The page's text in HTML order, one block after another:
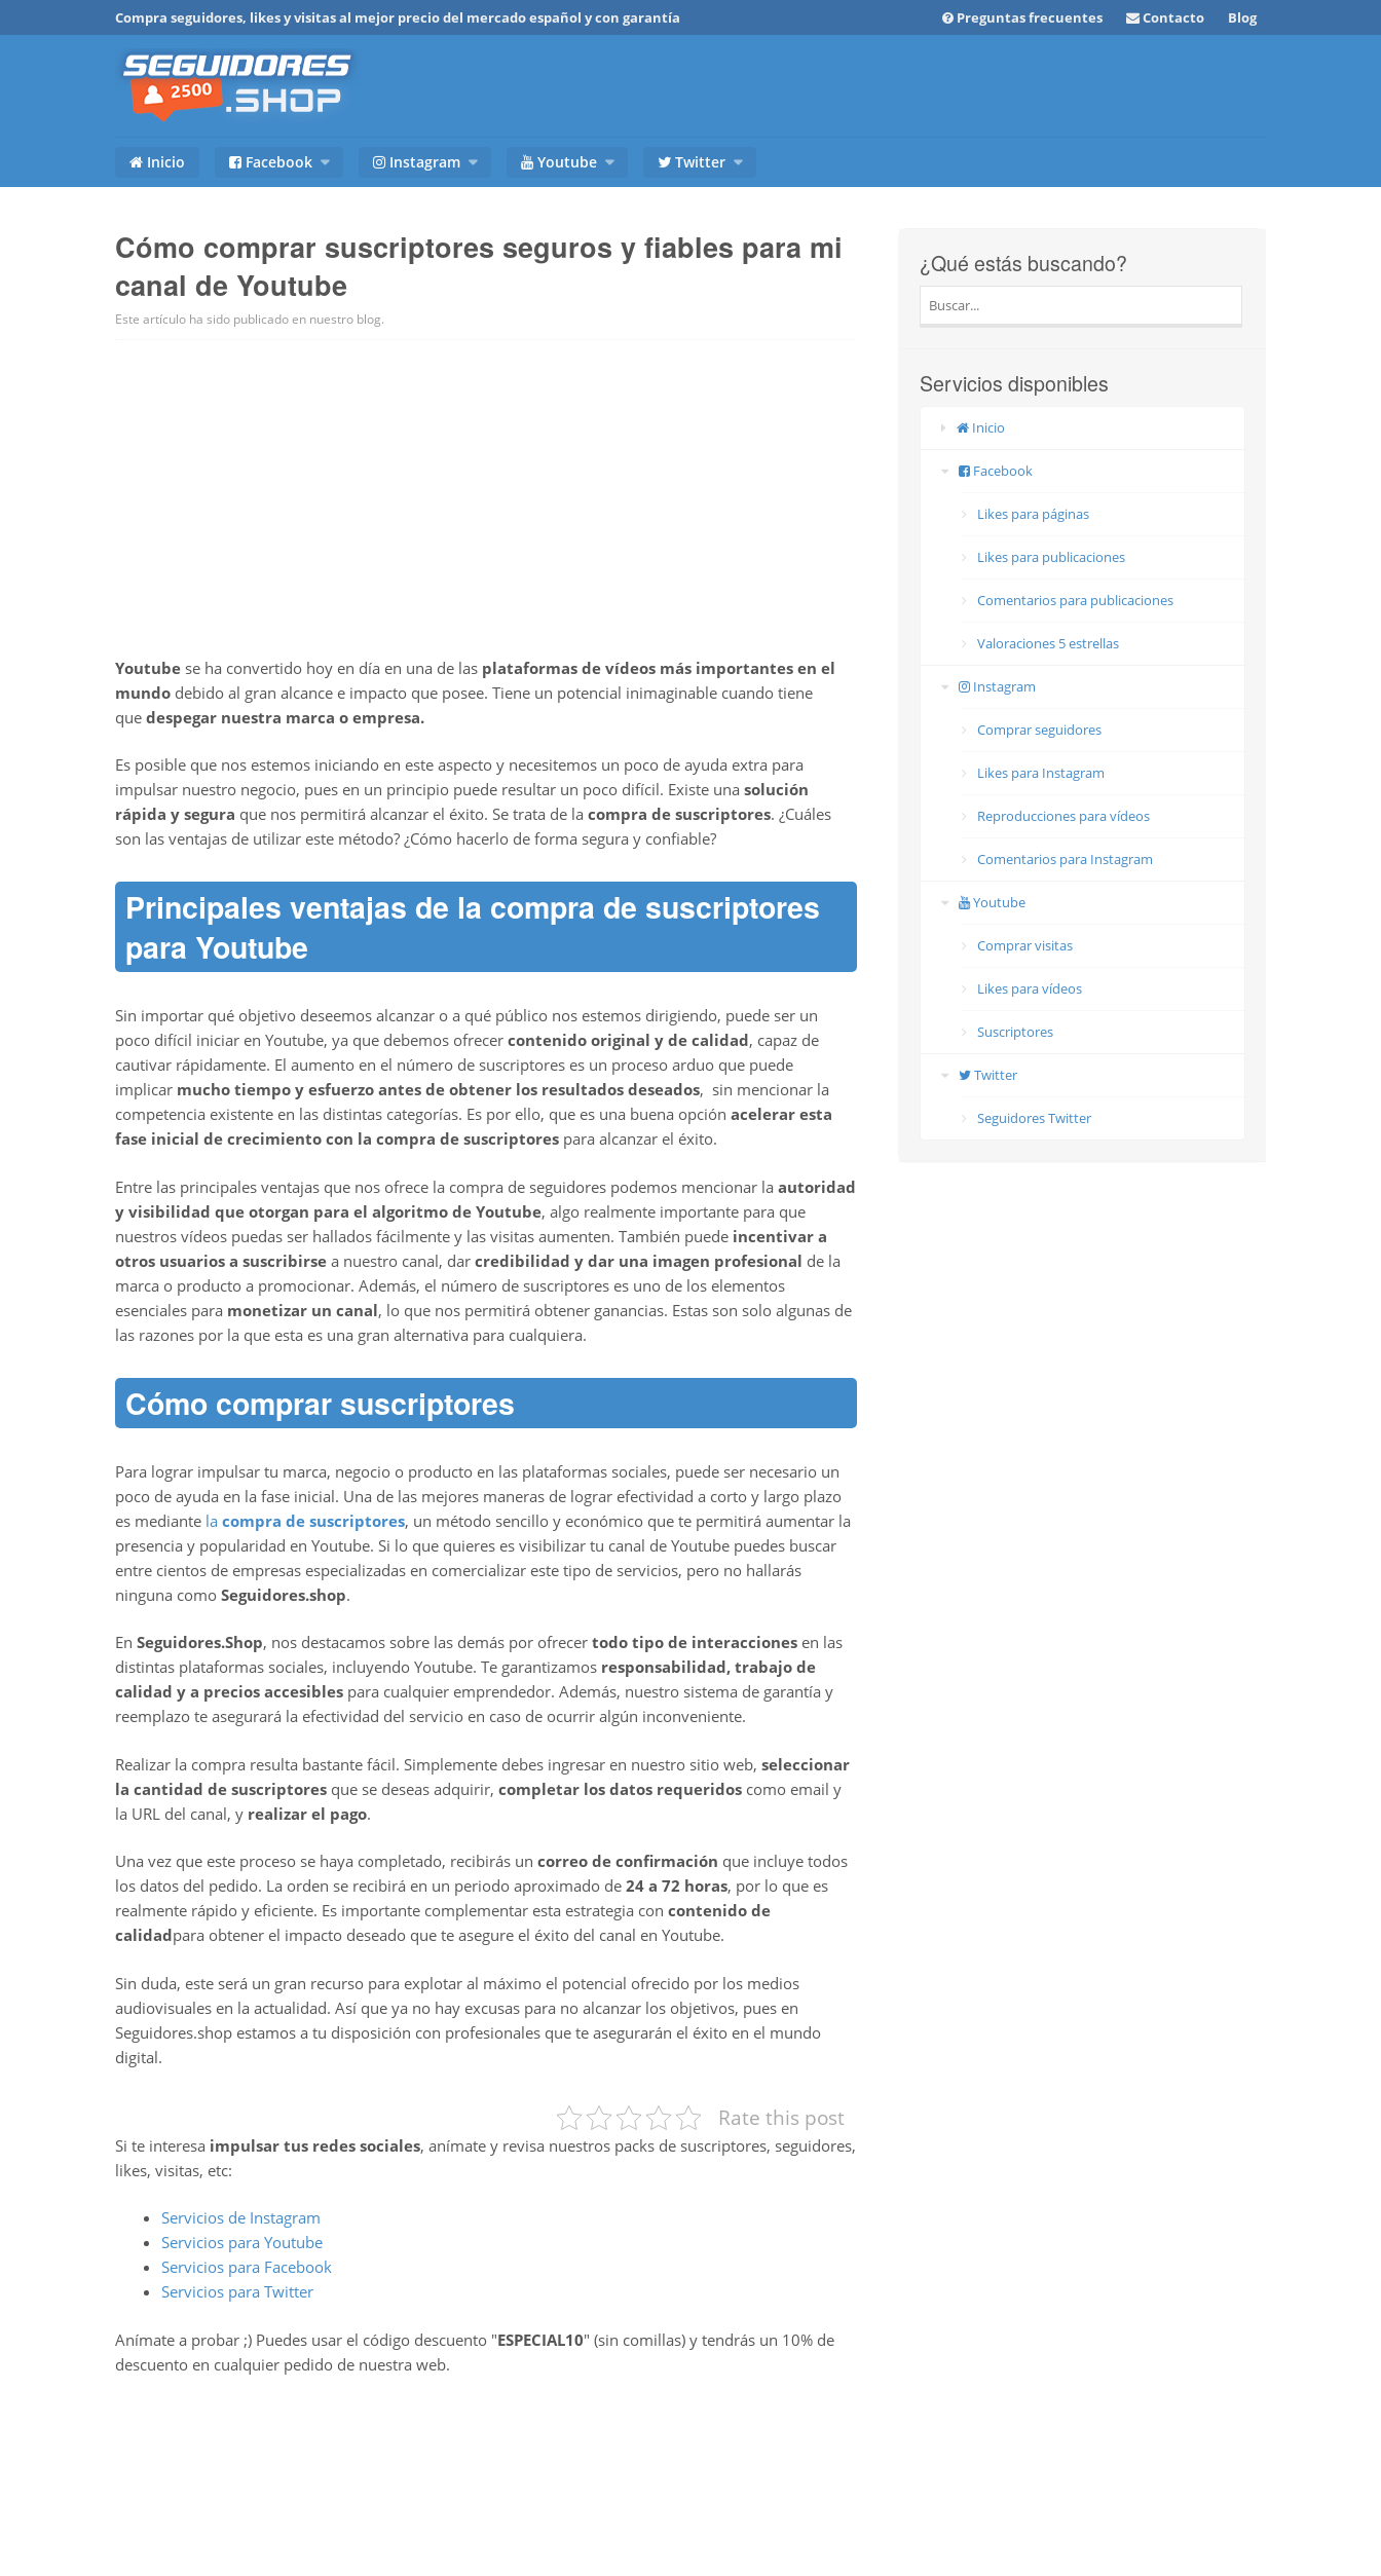
Compra seguidores, likes y visitas al mejor precio del mercado español y con garantía Preguntas frecuentes Contacto Blog
Inicio Facebook Instagram Youtube Twitter
Cómo comprar suscriptores seguros y fiables para mi
canal de Youtube
Este artículo ha sido publicado en nuestro blog.
Youtube se ha convertido hoy en día en una de las plataformas de vídeos más importantes en el
mundo debido al gran alcance e impacto que posee. Tiene un potencial inimaginable cuando tiene
que despegar nuestra marca o empresa.
Es posible que nos estemos iniciando en este aspecto y necesitemos un poco de ayuda extra para
impulsar nuestro negocio, pues en un principio puede resultar un poco difícil. Existe una solución
rápida y segura que nos permitirá alcanzar el éxito. Se trata de la compra de suscriptores. ¿Cuáles
son las ventajas de utilizar este método? ¿Cómo hacerlo de forma segura y confiable?
Principales ventajas de la compra de suscriptores
para Youtube
Sin importar qué objetivo deseemos alcanzar o a qué público nos estemos dirigiendo, puede ser un
poco difícil iniciar en Youtube, ya que debemos ofrecer contenido original y de calidad, capaz de
cautivar rápidamente. El aumento en el número de suscriptores es un proceso arduo que puede
implicar mucho tiempo y esfuerzo antes de obtener los resultados deseados, sin mencionar la
competencia existente en las distintas categorías. Es por ello, que es una buena opción acelerar esta
fase inicial de crecimiento con la compra de suscriptores para alcanzar el éxito.
Entre las principales ventajas que nos ofrece la compra de seguidores podemos mencionar la autoridad
y visibilidad que otorgan para el algoritmo de Youtube, algo realmente importante para que
nuestros vídeos puedas ser hallados fácilmente y las visitas aumenten. También puede incentivar a
otros usuarios a suscribirse a nuestro canal, dar credibilidad y dar una imagen profesional de la
marca o producto a promocionar. Además, el número de suscriptores es uno de los elementos
esenciales para monetizar un canal, lo que nos permitirá obtener ganancias. Estas son solo algunas de
las razones por la que esta es una gran alternativa para cualquiera.
Cómo comprar suscriptores
Para lograr impulsar tu marca, negocio o producto en las plataformas sociales, puede ser necesario un
poco de ayuda en la fase inicial. Una de las mejores maneras de lograr efectividad a corto y largo plazo
es mediante la compra de suscriptores, un método sencillo y económico que te permitirá aumentar la
presencia y popularidad en Youtube. Si lo que quieres es visibilizar tu canal de Youtube puedes buscar
entre cientos de empresas especializadas en comercializar este tipo de servicios, pero no hallarás
ninguna como Seguidores.shop.
En Seguidores.Shop, nos destacamos sobre las demás por ofrecer todo tipo de interacciones en las
distintas plataformas sociales, incluyendo Youtube. Te garantizamos responsabilidad, trabajo de
calidad y a precios accesibles para cualquier emprendedor. Además, nuestro sistema de garantía y
reemplazo te asegurará la efectividad del servicio en caso de ocurrir algún inconveniente.
Realizar la compra resulta bastante fácil. Simplemente debes ingresar en nuestro sitio web, seleccionar
la cantidad de suscriptores que se deseas adquirir, completar los datos requeridos como email y
la URL del canal, y realizar el pago.
Una vez que este proceso se haya completado, recibirás un correo de confirmación que incluye todos
los datos del pedido. La orden se recibirá en un periodo aproximado de 24 a 72 horas, por lo que es
realmente rápido y eficiente. Es importante complementar esta estrategia con contenido de
calidadpara obtener el impacto deseado que te asegure el éxito del canal en Youtube.
Sin duda, este será un gran recurso para explotar al máximo el potencial ofrecido por los medios
audiovisuales en la actualidad. Así que ya no hay excusas para no alcanzar los objetivos, pues en
Seguidores.shop estamos a tu disposición con profesionales que te asegurarán el éxito en el mundo
digital.
Rate this post
Si te interesa impulsar tus redes sociales, anímate y revisa nuestros packs de suscriptores, seguidores,
likes, visitas, etc:
Servicios de Instagram
Servicios para Youtube
Servicios para Facebook
Servicios para Twitter
Anímate a probar ;) Puedes usar el código descuento "ESPECIAL10" (sin comillas) y tendrás un 10% de
descuento en cualquier pedido de nuestra web.
¿Qué estás buscando?
Servicios disponibles
Inicio
Facebook
Likes para páginas
Likes para publicaciones
Comentarios para publicaciones
Valoraciones 5 estrellas
Instagram
Comprar seguidores
Likes para Instagram
Reproducciones para vídeos
Comentarios para Instagram
Youtube
Comprar visitas
Likes para vídeos
Suscriptores
Twitter
Seguidores Twitter